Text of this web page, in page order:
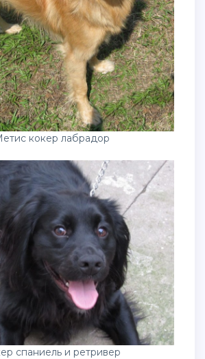
кокер лабрадор
спаниель и ретривер